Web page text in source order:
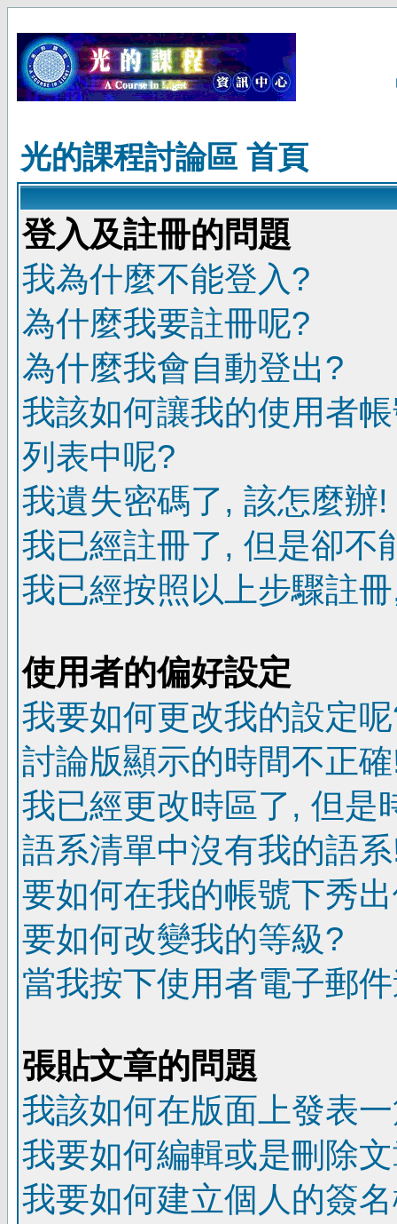
光的課程討論區 首頁
登入及註冊的問題
我為什麼不能登入?
為什麼我要註冊呢?
為什麼我會自動登出?
我該如何讓我的使用者
列表中呢?
我遺失密碼了, 該怎麼辦!
我已經註冊了, 但是卻不
我已經按照以上步驟註
使用者的偏好設定
我要如何更改我的設定
討論版顯示的時間不正
我已經更改時區了, 但是
語系清單中沒有我的語
要如何在我的帳號下秀
要如何改變我的等級?
當我按下使用者電子郵
張貼文章的問題
我該如何在版面上發表
我要如何編輯或是刪除
我要如何建立個人的簽